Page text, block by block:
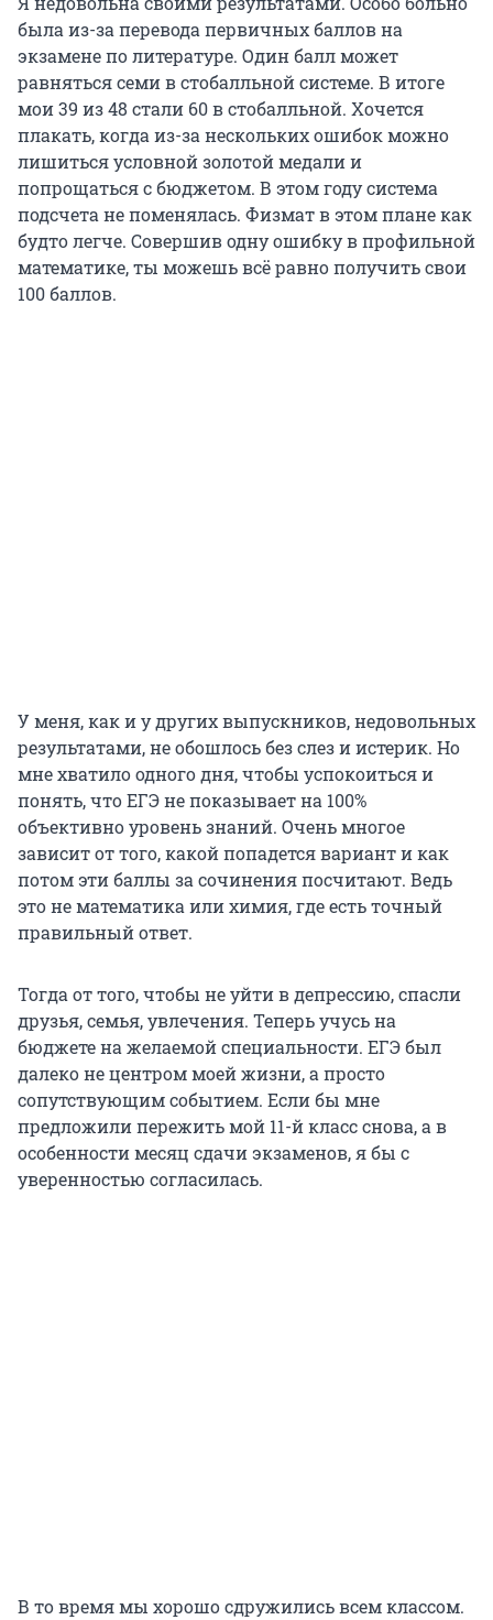
была из-за перевода первичных баллов на
экзамене по литературе. Один балл может
равняться семи в стобалльной системе. В итоге
мои 39 из 48 стали 60 в стобалльной. Хочется
плакать, когда из-за нескольких ошибок можно
лишиться условной золотой медали и
попрощаться с бюджетом. В этом году система
подсчета не поменялась. Физмат в этом плане как
будто легче. Совершив одну ошибку в профильной
математике, ты можешь всё равно получить свои
100 баллов.
У меня, как и у других выпускников, недовольных
результатами, не обошлось без слез и истерик. Но
мне хватило одного дня, чтобы успокоиться и
понять, что ЕГЭ не показывает на 100%
объективно уровень знаний. Очень многое
зависит от того, какой попадется вариант и как
потом эти баллы за сочинения посчитают. Ведь
это не математика или химия, где есть точный
правильный ответ.
Тогда от того, чтобы не уйти в депрессию, спасли
друзья, семья, увлечения. Теперь учусь на
бюджете на желаемой специальности. ЕГЭ был
далеко не центром моей жизни, а просто
сопутствующим событием. Если бы мне
предложили пережить мой 11-й класс снова, а в
особенности месяц сдачи экзаменов, я бы с
уверенностью согласилась.
В то время мы хорошо сдружились всем классом.